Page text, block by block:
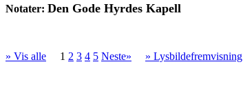
Notater: Den Gode Hyrdes Kapell
» Vis alle 1 2 3 4 5 Neste» » Lysbildefremvisning